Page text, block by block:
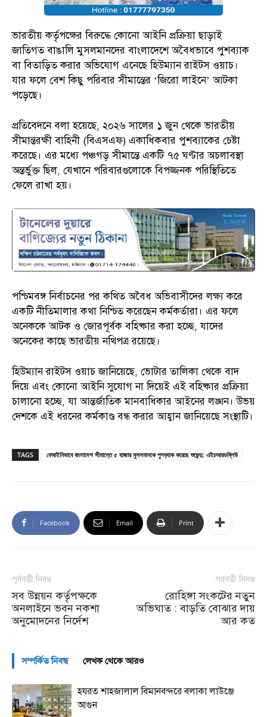
ভারতীয় কর্তৃপক্ষের বিরুদ্ধে কোনো আইনি প্রক্রিয়া ছাড়াই
জাতিগত বাঙালি মুসলমানদের বাংলাদেশে অবৈধভাবে পুশব্যাক
বা বিতাড়িত করার অভিযোগ এনেছে হিউম্যান রাইটস ওয়াচ।
যার ফলে বেশ কিছু পরিবার সীমান্তের ‘জিরো লাইনে’ আটকা
পড়েছে।
প্রতিবেদনে বলা হয়েছে, ২০২৬ সালের ১ জুন থেকে ভারতীয়
সীমান্তরক্ষী বাহিনী (বিএসএফ) একাধিকবার পুশব্যাকের চেষ্টা
করেছে। এর মধ্যে পঞ্চগড় সীমান্তে একটি ৭৫ ঘণ্টার অচলাবস্থা
অন্তর্ভুক্ত ছিল, যেখানে পরিবারগুলোকে বিপজ্জনক পরিস্থিতিতে
ফেলে রাখা হয়।
পশ্চিমবঙ্গ নির্বাচনের পর কথিত অবৈধ অভিবাসীদের লক্ষ্য করে
একটি নীতিমালার কথা নিশ্চিত করেছেন কর্মকর্তারা। এর ফলে
অনেককে আটক ও জোরপূর্বক বহিষ্কার করা হচ্ছে, যাদের
অনেকের কাছে ভারতীয় নথিপত্র রয়েছে।
হিউম্যান রাইটস ওয়াচ জানিয়েছে, ভোটার তালিকা থেকে বাদ
দিয়ে এবং কোনো আইনি সুযোগ না দিয়েই এই বহিষ্কার প্রক্রিয়া
চালানো হচ্ছে, যা আন্তর্জাতিক মানবাধিকার আইনের লঙ্ঘন। উভয়
দেশকে এই ধরনের কর্মকাণ্ড বন্ধ করার আহ্বান জানিয়েছে সংস্থাটি।
TAGS বেআইনিভাবে বাংলাদেশ সীমান্তে ৫ হাজার মুসলমানকে পুশব‍্যাক করেছে শুভেন্দু: এইচআরডব্লিউ
Facebook Email Print
পূর্ববর্তী নিবন্ধ
সব উন্নয়ন কর্তৃপক্ষকে
অনলাইনে ভবন নকশা
অনুমোদনের নির্দেশ
পরবর্তী নিবন্ধ
রোহিঙ্গা সংকটের নতুন
অভিঘাত : বাড়তি বোঝার দায়
আর কত
সম্পর্কিত নিবন্ধ লেখক থেকে আরও
হযরত শাহজালাল বিমানবন্দরে বলাকা লাউঞ্জে
আগুন